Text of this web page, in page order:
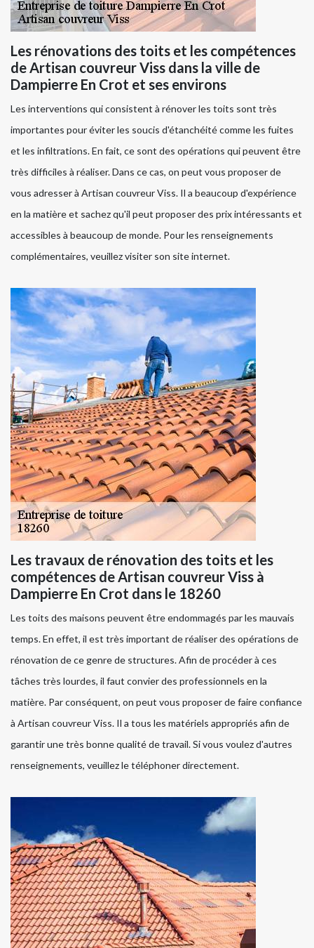
Les rénovations des toits et les compétences
de Artisan couvreur Viss dans la ville de
Dampierre En Crot et ses environs
Les interventions qui consistent à rénover les toits sont très
importantes pour éviter les soucis d'étanchéité comme les fuites
et les infiltrations. En fait, ce sont des opérations qui peuvent être
très difficiles à réaliser. Dans ce cas, on peut vous proposer de
vous adresser à Artisan couvreur Viss. Il a beaucoup d'expérience
en la matière et sachez qu'il peut proposer des prix intéressants et
accessibles à beaucoup de monde. Pour les renseignements
complémentaires, veuillez visiter son site internet.
Les travaux de rénovation des toits et les
compétences de Artisan couvreur Viss à
Dampierre En Crot dans le 18260
Les toits des maisons peuvent être endommagés par les mauvais
temps. En effet, il est très important de réaliser des opérations de
rénovation de ce genre de structures. Afin de procéder à ces
tâches très lourdes, il faut convier des professionnels en la
matière. Par conséquent, on peut vous proposer de faire confiance
à Artisan couvreur Viss. Il a tous les matériels appropriés afin de
garantir une très bonne qualité de travail. Si vous voulez d'autres
renseignements, veuillez le téléphoner directement.